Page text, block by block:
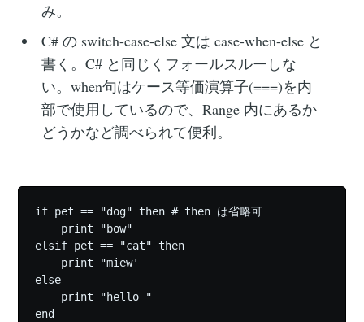
み。
C# の switch-case-else 文は case-when-else と
書く。C# と同じくフォールスルーしな
い。when句はケース等価演算子(===)を内
部で使用しているので、Range 内にあるか
どうかなど調べられて便利。
if pet == "dog" then # then は省略可
    print "bow"
elsif pet == "cat" then
    print "miew'
else
    print "hello "
end